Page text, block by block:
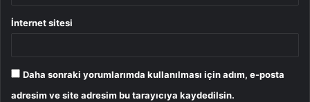
İnternet sitesi
Daha sonraki yorumlarımda kullanılması için adım, e-posta
adresim ve site adresim bu tarayıcıya kaydedilsin.